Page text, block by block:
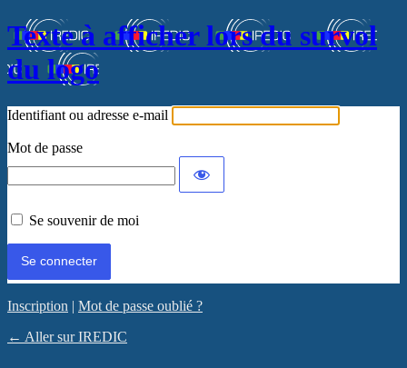
Texte à afficher lors du survol
du logo
Identifiant ou adresse e-mail
Mot de passe
Se souvenir de moi
Inscription | Mot de passe oublié ?
← Aller sur IREDIC